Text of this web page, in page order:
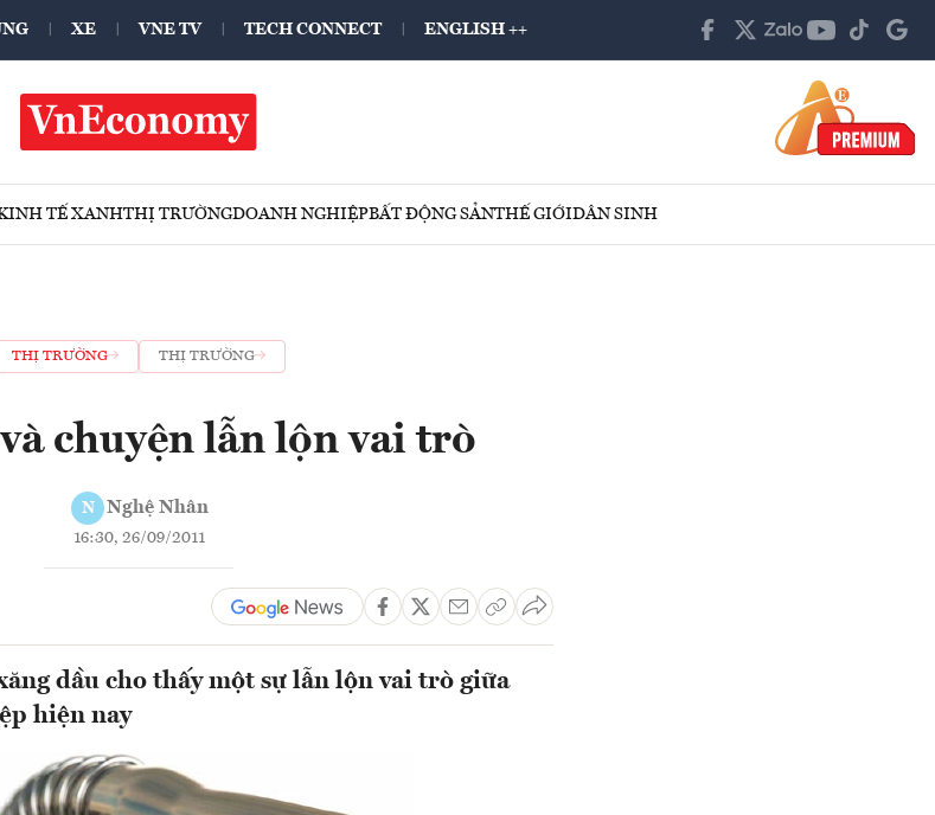
XE VNE TV TECH CONNECT ENGLISH ++
TẾ XANHTHỊ TRƯỜNGDOANH NGHIỆPBẤT ĐỘNG SẢNTHẾ GIỚIDÂN SINH
THỊ TRƯỜNG THỊ TRƯỜNG
chuyện lẫn lộn vai trò
N Nghệ Nhân
16:30, 26/09/2011
dầu cho thấy một sự lẫn lộn vai trò giữa
hiện nay